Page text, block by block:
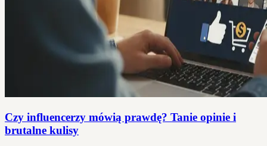
Czy influencerzy mówią prawdę? Tanie opinie i
brutalne kulisy